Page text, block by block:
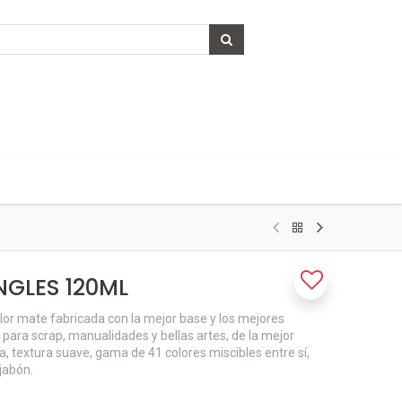
120ML
mate fabricada con la mejor base y los mejores
scrap, manualidades y bellas artes, de la mejor
textura suave, gama de 41 colores miscibles entre sí,